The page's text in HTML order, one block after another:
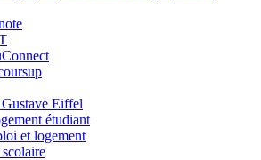
Eiffel
étudiant
et logement